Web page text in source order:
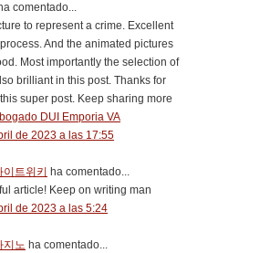
ha comentado...
to represent a crime. Excellent
And the animated pictures
Most importantly the selection of
brilliant in this post. Thanks for
super post. Keep sharing more
DUI Emporia VA
de 2023 a las 17:55
트위키
ha comentado...
article! Keep on writing man
de 2023 a las 5:24
지노 ha comentado...